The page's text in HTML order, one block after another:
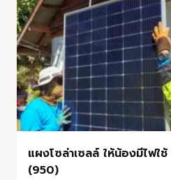
แผงโซล่าเซลล์ ให้น้องมีไฟใ
(950)